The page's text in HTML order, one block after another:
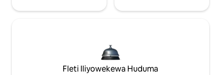
Fleti Iliyowekewa Huduma